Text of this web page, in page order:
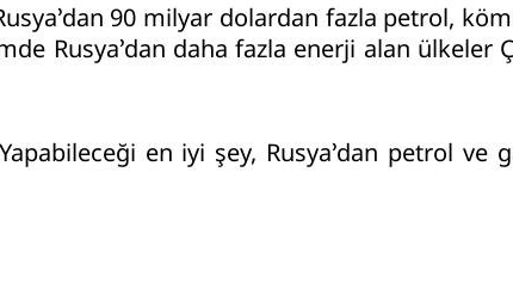
90 milyar dolardan fazla petrol,
Rusya’dan daha fazla enerji alan ülkeler
en iyi şey, Rusya’dan petrol ve